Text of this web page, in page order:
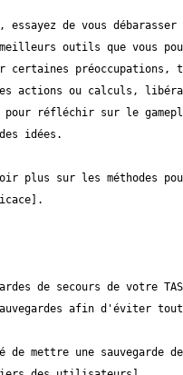
de vous débarasser
outils que vous
certaines préoccupations,
actions ou calculs,
pour réfléchir sur le
plus sur les méthodes
de secours de votre
de mettre une sauvegarde